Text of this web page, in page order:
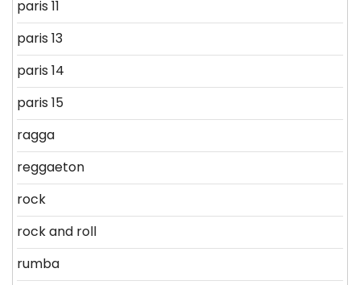
paris 11
paris 13
paris 14
paris 15
ragga
reggaeton
rock
rock and roll
rumba